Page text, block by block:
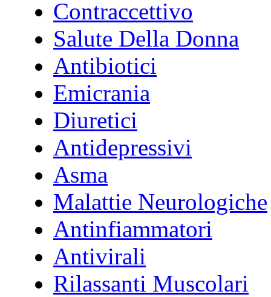
Contraccettivo
Salute Della Donna
Antibiotici
Emicrania
Diuretici
Antidepressivi
Asma
Malattie Neurologiche
Antinfiammatori
Antivirali
Rilassanti Muscolari